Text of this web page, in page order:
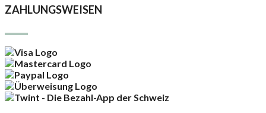
ZAHLUNGSWEISEN